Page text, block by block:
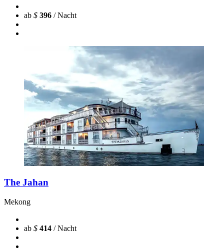
ab $ 396 / Nacht
The Jahan
Mekong
ab $ 414 / Nacht